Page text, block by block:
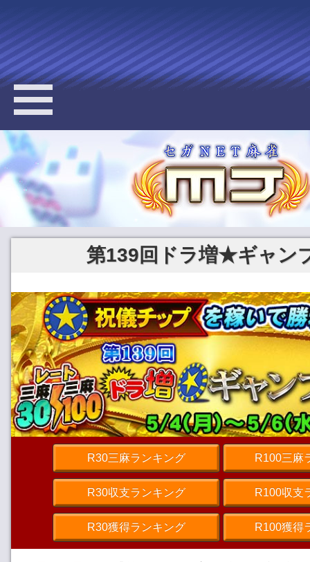
第139回ドラ増★ギャン
R30三麻ランキング R100三麻
R30収支ランキング R100収支
R30獲得ランキング R100獲得